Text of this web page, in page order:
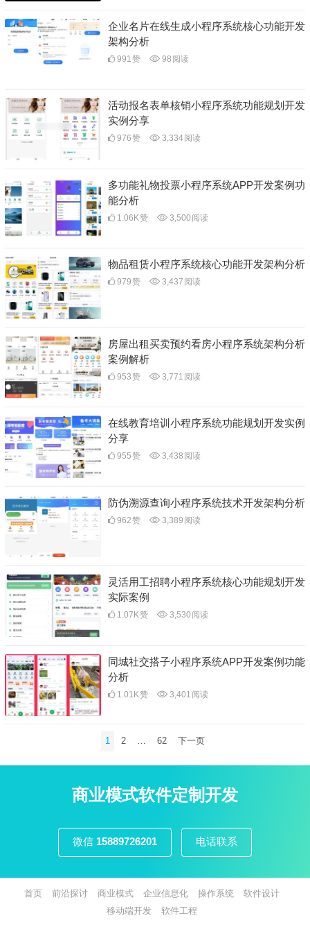
企业名片在线生成小程序系统核心功能开发
架构分析
991赞 98 阅读
活动报名表单核销小程序系统功能规划开发
实例分享
976赞 3,334阅读
多功能礼物投票小程序系统APP开发案例功
能分析
1.06K赞 3,500 阅读
物品租赁小程序系统核心功能开发架构分析
979赞 3,437 阅读
房屋出租买卖预约看房小程序系统架构分析
案例解析
953赞 3,771 阅读
在线教育培训小程序系统功能规划开发实例
分享
955赞 3,438 阅读
防伪溯源查询小程序系统技术开发架构分析
962赞 3,389 阅读
灵活用工招聘小程序系统核心功能规划开发
实际案例
1.07K赞 3,530 阅读
同城社交搭子小程序系统APP开发案例功能
分析
1.01K赞 3,401 阅读
分
1 2 62 下一页
商业模式软件定制开发
微信 15889726201 电话联系
首页 前沿探讨 商业模式 企业信息化 操作系统
软件设计
移动端开发
软件工程